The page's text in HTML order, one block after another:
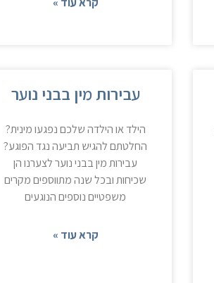
עבירות מין בבני נוער
הילד או הילדה שלכם נפגעו מינית?
החלטתם להגיש תביעה נגד הפוגע?
עבירות מין בבני נוער לצערנו הן
שכיחות ובכל שנה מתווספים מקרים
משפטיים נוספים הנוגעים
קרא עוד »